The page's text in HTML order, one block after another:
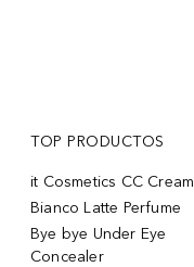
TOP PRODUCTOS
it Cosmetics CC Cream
Bianco Latte Perfume
Bye bye Under Eye
Concealer